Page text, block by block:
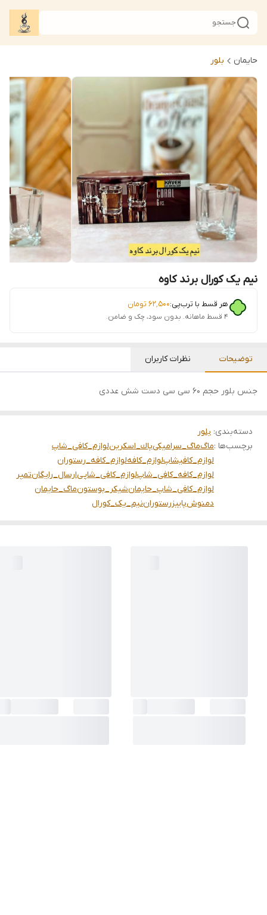
جستجو
حایمان بلور
نیم یک کورال برند کاوه
هر قسط با ترب‌پی:۶۲٬۵۰۰ تومان
۴ قسط ماهانه. بدون سود، چک و ضامن.
توضیحات نظرات کاربران
جنس بلور حجم ۶۰ سی سی دست شش عددی
دسته‌بندی: بلور
برچسب‌ها :ماگماگ_سرامیکیپاك_اسكرينلوازم_کافی_شاپ
لوازم_کافیشاپلوازم_کافهلوازم_کافه_رستوران
لوازم_کافه_کافی_شاپلوازم_کافی_شاپیارسال_رایگانتمپر
لوازم_کافی_شاپ_حایمانشيكر_بوستونماگ_حایمان
دمنوشپاییزرستوراننیم_یک_کورال